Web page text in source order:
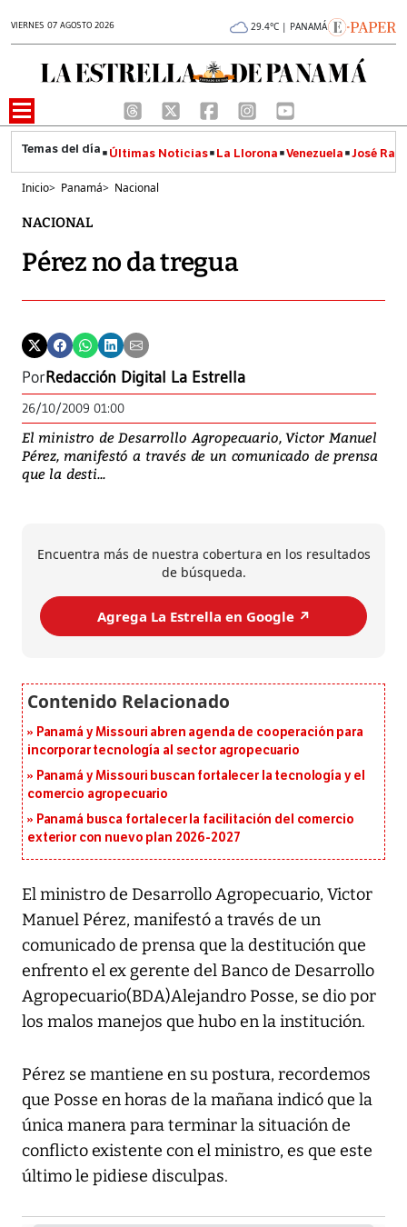
VIERNES 07 AGOSTO 2026 29.4°C | PANAMÁ
Últimas Noticias La Llorona Venezuela José
Inicio> Panamá> Nacional
NACIONAL
Pérez no da tregua
PorRedacción Digital La Estrella
26/10/2009 01:00
El ministro de Desarrollo Agropecuario, Victor Manuel
Pérez, manifestó a través de un comunicado de prensa
que la desti...
Encuentra más de nuestra cobertura en los resultados
de búsqueda.
Agrega La Estrella en Google ↗️
Panamá y Missouri abren agenda de cooperación para
incorporar tecnología al sector agropecuario
Panamá y Missouri buscan fortalecer la tecnología y el
comercio agropecuario
Panamá busca fortalecer la facilitación del comercio
exterior con nuevo plan 2026-2027
El ministro de Desarrollo Agropecuario, Victor
Manuel Pérez, manifestó a través de un
comunicado de prensa que la destitución que
enfrento el ex gerente del Banco de Desarrollo
Agropecuario(BDA)Alejandro Posse, se dio por
los malos manejos que hubo en la institución.
Pérez se mantiene en su postura, recordemos
que Posse en horas de la mañana indicó que la
única manera para terminar la situación de
conflicto existente con el ministro, es que este
último le pidiese disculpas.